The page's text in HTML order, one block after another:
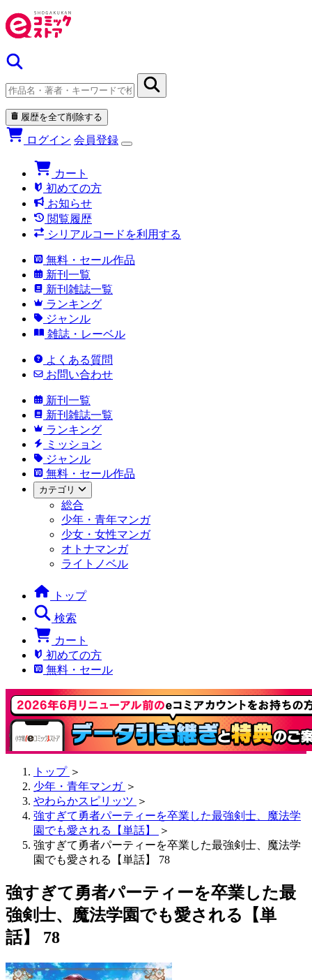
履歴を全て削除する
ログイン 会員登録
カート
初めての方
お知らせ
閲覧履歴
シリアルコードを利用する
無料・セール作品
新刊一覧
新刊雑誌一覧
ランキング
ジャンル
雑誌・レーベル
よくある質問
お問い合わせ
新刊一覧
新刊雑誌一覧
ランキング
ミッション
ジャンル
無料・セール作品
カテゴリ
総合
少年・青年マンガ
少女・女性マンガ
オトナマンガ
ライトノベル
トップ
検索
カート
初めての方
無料・セール
トップ ＞
少年・青年マンガ ＞
やわらかスピリッツ ＞
強すぎて勇者パーティーを卒業した最強剣士、魔法学
園でも愛される【単話】
＞
強すぎて勇者パーティーを卒業した最強剣士、魔法学
園でも愛される【単話】 78
強すぎて勇者パーティーを卒業した最
強剣士、魔法学園でも愛される【単
話】 78